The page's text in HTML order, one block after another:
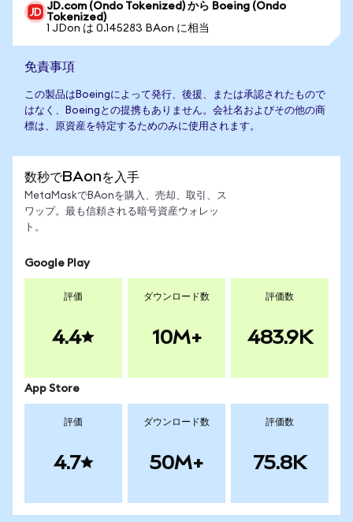
JD.com (Ondo Tokenized) から Boeing (Ondo
Tokenized)
1 JDon は 0.145283 BAon に相当
免責事項
この製品はBoeingによって発行、後援、または承認されたもので
はなく、Boeingとの提携もありません。会社名およびその他の商
標は、原資産を特定するためのみに使用されます。
数秒でBAonを入手
MetaMaskでBAonを購入、売却、取引、ス
ワップ。最も信頼される暗号資産ウォレッ
ト。
Google Play
評価
4.4
ダウンロード数
10M+
評価数
483.9K
App Store
評価
4.7
ダウンロード数
50M+
評価数
75.8K